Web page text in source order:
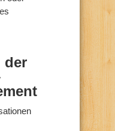
der